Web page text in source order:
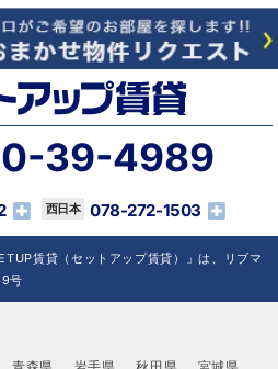
39-4989
078-272-1503
賃貸（セットアップ賃貸）」は、リブマ
号